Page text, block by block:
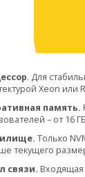
. Для
Xeon или
память.
– от 16
Только
текущего
связи. Входящая